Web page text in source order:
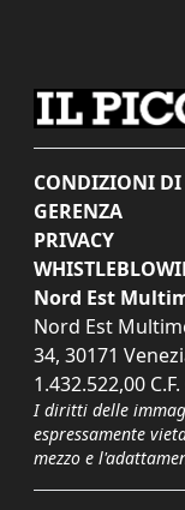
CONDIZIONI DI
GERENZA
PRIVACY
Nord Est
Nord Est
34, 30171
1.432.522,00
I diritti delle
espressamente
mezzo e